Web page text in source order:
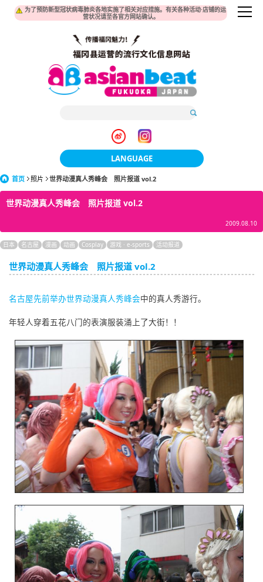
为了预防新型冠状病毒肺炎各地实施了相关对应措施。有关各种活动·店铺的运
营状况请至各官方网站确认。
LANGUAGE
日本語
한국어
繁體中文
English
ภาษาไทย
tiéng Viêt
Bahasa Indonesia
首页 照片 世界动漫真人秀峰会 照片报道 vol.2
世界动漫真人秀峰会 照片报道 vol.2
2009.08.10
日本 名古屋 漫画 动画 Cosplay 游戏 · e-sports 活动报道
世界动漫真人秀峰会 照片报道 vol.2
名古屋先前举办世界动漫真人秀峰会中的真人秀游行。
年轻人穿着五花八门的表演服装涌上了大街！！